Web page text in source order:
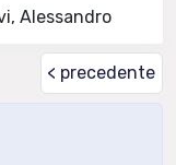
Alessandro
< precedente